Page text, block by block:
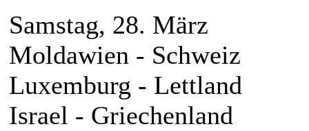
Samstag, 28. März
Moldawien - Schweiz
Luxemburg - Lettland
Israel - Griechenland